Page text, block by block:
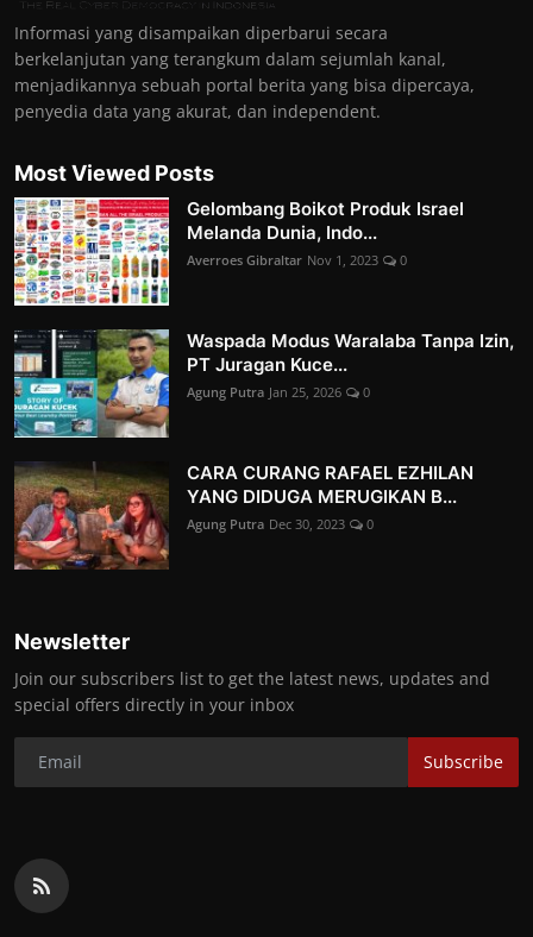
Informasi yang disampaikan diperbarui secara
berkelanjutan yang terangkum dalam sejumlah kanal,
menjadikannya sebuah portal berita yang bisa dipercaya,
penyedia data yang akurat, dan independent.
Most Viewed Posts
Gelombang Boikot Produk Israel
Melanda Dunia, Indo...
Averroes Gibraltar Nov 1, 2023 0
Waspada Modus Waralaba Tanpa Izin,
PT Juragan Kuce...
Agung Putra Jan 25, 2026 0
CARA CURANG RAFAEL EZHILAN
YANG DIDUGA MERUGIKAN B...
Agung Putra Dec 30, 2023 0
Newsletter
Join our subscribers list to get the latest news, updates and
special offers directly in your inbox
Subscribe